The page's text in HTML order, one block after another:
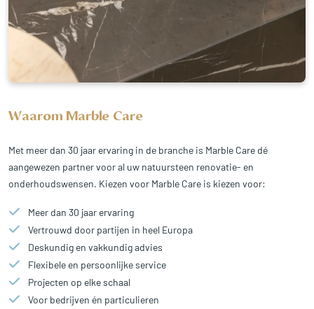
Waarom Marble Care
Met meer dan 30 jaar ervaring in de branche is Marble Care dé
aangewezen partner voor al uw natuursteen renovatie- en
onderhoudswensen. Kiezen voor Marble Care is kiezen voor:
Meer dan 30 jaar ervaring
Vertrouwd door partijen in heel Europa
Deskundig en vakkundig advies
Flexibele en persoonlijke service
Projecten op elke schaal
Voor bedrijven én particulieren